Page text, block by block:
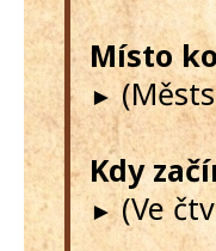
Místo
►
Kdy
►(Ve